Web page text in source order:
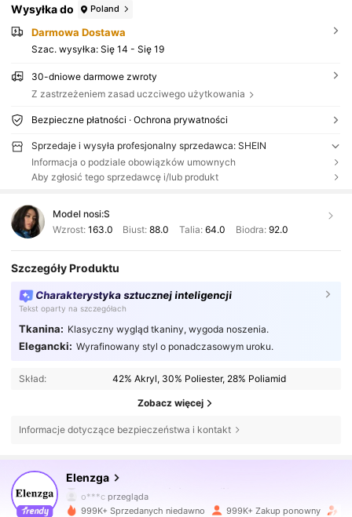
Wysyłka do Poland
Darmowa Dostawa
Szac. wysyłka: Się 14 - Się 19
30-dniowe darmowe zwroty
Z zastrzeżeniem zasad uczciwego użytkowania
Bezpieczne płatności · Ochrona prywatności
Sprzedaje i wysyła profesjonalny sprzedawca: SHEIN
Informacja o podziale obowiązków umownych
Aby zgłosić tego sprzedawcę i/lub produkt
Model nosi:S
Wzrost: 163.0 Biust:88.0 Talia: 64.0 Biodra: 92.0
Szczegóły Produktu
Charakterystyka sztucznej inteligencji
Tekst oparty na szczegółach
Tkanina: Klasyczny wygląd tkaniny, wygoda noszenia.
Elegancki: Wyrafinowany styl o ponadczasowym uroku.
Skład: 42% Akryl, 30% Poliester, 28% Poliamid
Zobacz więcej
Informacje dotyczące bezpieczeństwa i kontakt
Elenzga
o***cprzegląda
4,77
3M Obserwujący
999K+ Sprzedanych niedawno 999K+ Zakup ponowny